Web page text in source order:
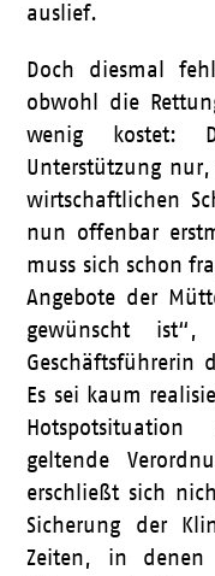
auslief.
Doch diesmal
obwohl die
wenig kostet:
Unterstützung
wirtschaftlichen
nun offenbar
muss sich schon
Angebote der
gewünscht ist“,
Geschäftsführerin
Es sei kaum
geltende
erschließt sich
Sicherung der
Zeiten, in denen